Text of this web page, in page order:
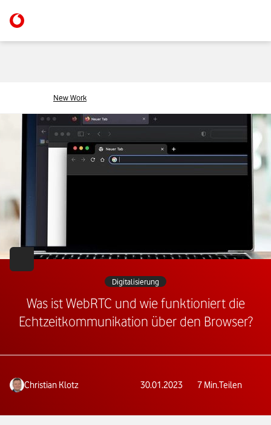
New Work
Digitalisierung
Was ist WebRTC und wie funktioniert die
Echtzeitkommunikation über den Browser?
Christian Klotz 30.01.2023 7 Min.Teilen